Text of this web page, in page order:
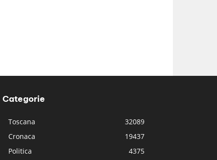
Categorie
Toscana
32089
Cronaca
19437
Politica
4375